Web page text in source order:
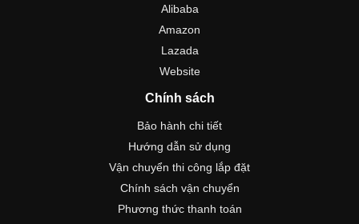
Alibaba
Amazon
Lazada
Website
Chính sách
Bảo hành chi tiết
Hướng dẫn sử dụng
Vận chuyển thi công lắp đặt
Chính sách vận chuyển
Phương thức thanh toán